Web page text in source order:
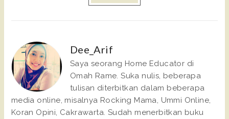
Dee_Arif
Saya seorang Home Educator di
Omah Rame. Suka nulis, beberapa
tulisan diterbitkan dalam beberapa
media online, misalnya Rocking Mama, Ummi Online,
Koran Opini, Cakrawarta. Sudah menerbitkan buku